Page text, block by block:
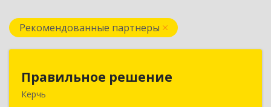
Рекомендованные партнеры
Правильное решение
Керчь298330, Крым Респ, Керчь г, Адмиралтейский